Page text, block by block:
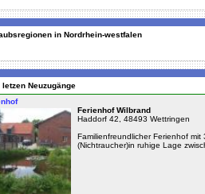
in Nordrhein-westfalen
letzen Neuzugänge
Ferienhof Wilbrand
Haddorf 42, 48493 Wettringen
Familienfreundlicher Ferienhof
(Nichtraucher)in ruhige Lage